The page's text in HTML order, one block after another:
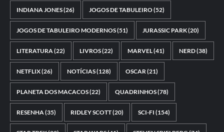
INDIANA JONES(26) JOGOS DE TABULEIRO(52)
JOGOS DE TABULEIRO MODERNOS(51) JURASSIC PARK(20)
LITERATURA(22) LIVROS(22) MARVEL(41) NERD(38)
NETFLIX(26) NOTÍCIAS(128) OSCAR(21)
PLANETA DOS MACACOS(22) QUADRINHOS(78)
RESENHA(35) RIDLEY SCOTT(20) SCI-FI (154)